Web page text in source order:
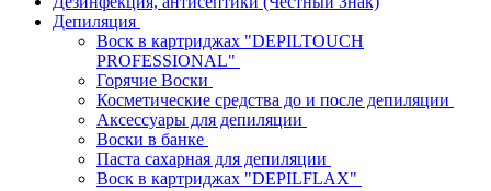
Депиляция
Воск в картриджах "DEPILTOUCH
PROFESSIONAL"
Горячие Воски
Косметические средства до и после депиляции
Аксессуары для депиляции
Воски в банке
Паста сахарная для депиляции
Воск в картриджах "DEPILFLAX"